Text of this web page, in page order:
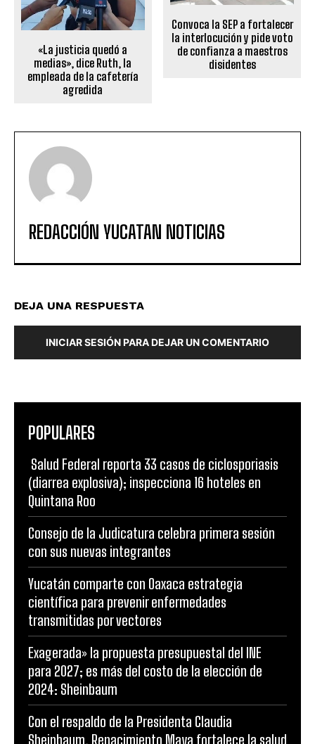
«La justicia quedó a
medias», dice Ruth, la
empleada de la cafetería
agredida
Convoca la SEP a fortalecer
la interlocución y pide voto
de confianza a maestros
disidentes
REDACCIÓN YUCATAN NOTICIAS
DEJA UNA RESPUESTA
INICIAR SESIÓN PARA DEJAR UN COMENTARIO
POPULARES
Salud Federal reporta 33 casos de ciclosporiasis
(diarrea explosiva); inspecciona 16 hoteles en
Quintana Roo
Consejo de la Judicatura celebra primera sesión
con sus nuevas integrantes
Yucatán comparte con Oaxaca estrategia
científica para prevenir enfermedades
transmitidas por vectores
Exagerada» la propuesta presupuestal del INE
para 2027; es más del costo de la elección de
2024: Sheinbaum
Con el respaldo de la Presidenta Claudia
Sheinbaum, Renacimiento Maya fortalece la salud